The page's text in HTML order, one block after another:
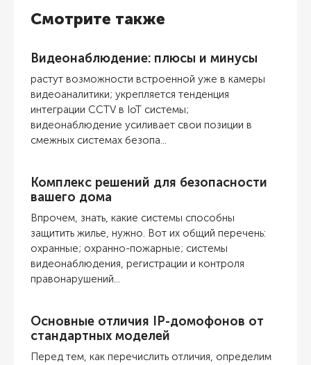
Смотрите также
Видеонаблюдение: плюсы и минусы
растут возможности встроенной уже в камеры
видеоаналитики; укрепляется тенденция
интеграции CCTV в IoT системы;
видеонаблюдение усиливает свои позиции в
смежных системах безопа...
Комплекс решений для безопасности
вашего дома
Впрочем, знать, какие системы способны
защитить жилье, нужно. Вот их общий перечень:
охранные; охранно-пожарные; системы
видеонаблюдения, регистрации и контроля
правонарушений...
Основные отличия IP-домофонов от
стандартных моделей
Перед тем, как перечислить отличия, определим